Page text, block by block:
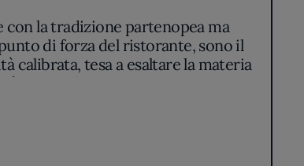
con la tradizione partenopea ma
di forza del ristorante, sono il
calibrata, tesa a esaltare la materia
ma preferisce lasciare spazio a
al gusto.